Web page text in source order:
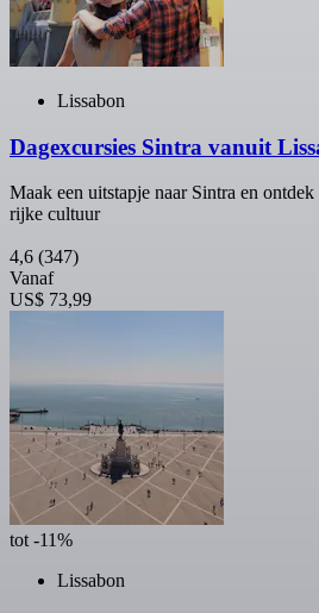
Lissabon
Dagexcursies Sintra vanuit
Maak een uitstapje naar Sintra en
rijke cultuur
4,6 (347)
Vanaf
US$ 73,99
tot -11%
Lissabon